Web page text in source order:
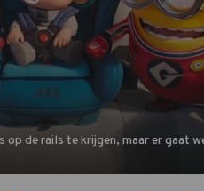
de rails te krijgen, maar er gaat